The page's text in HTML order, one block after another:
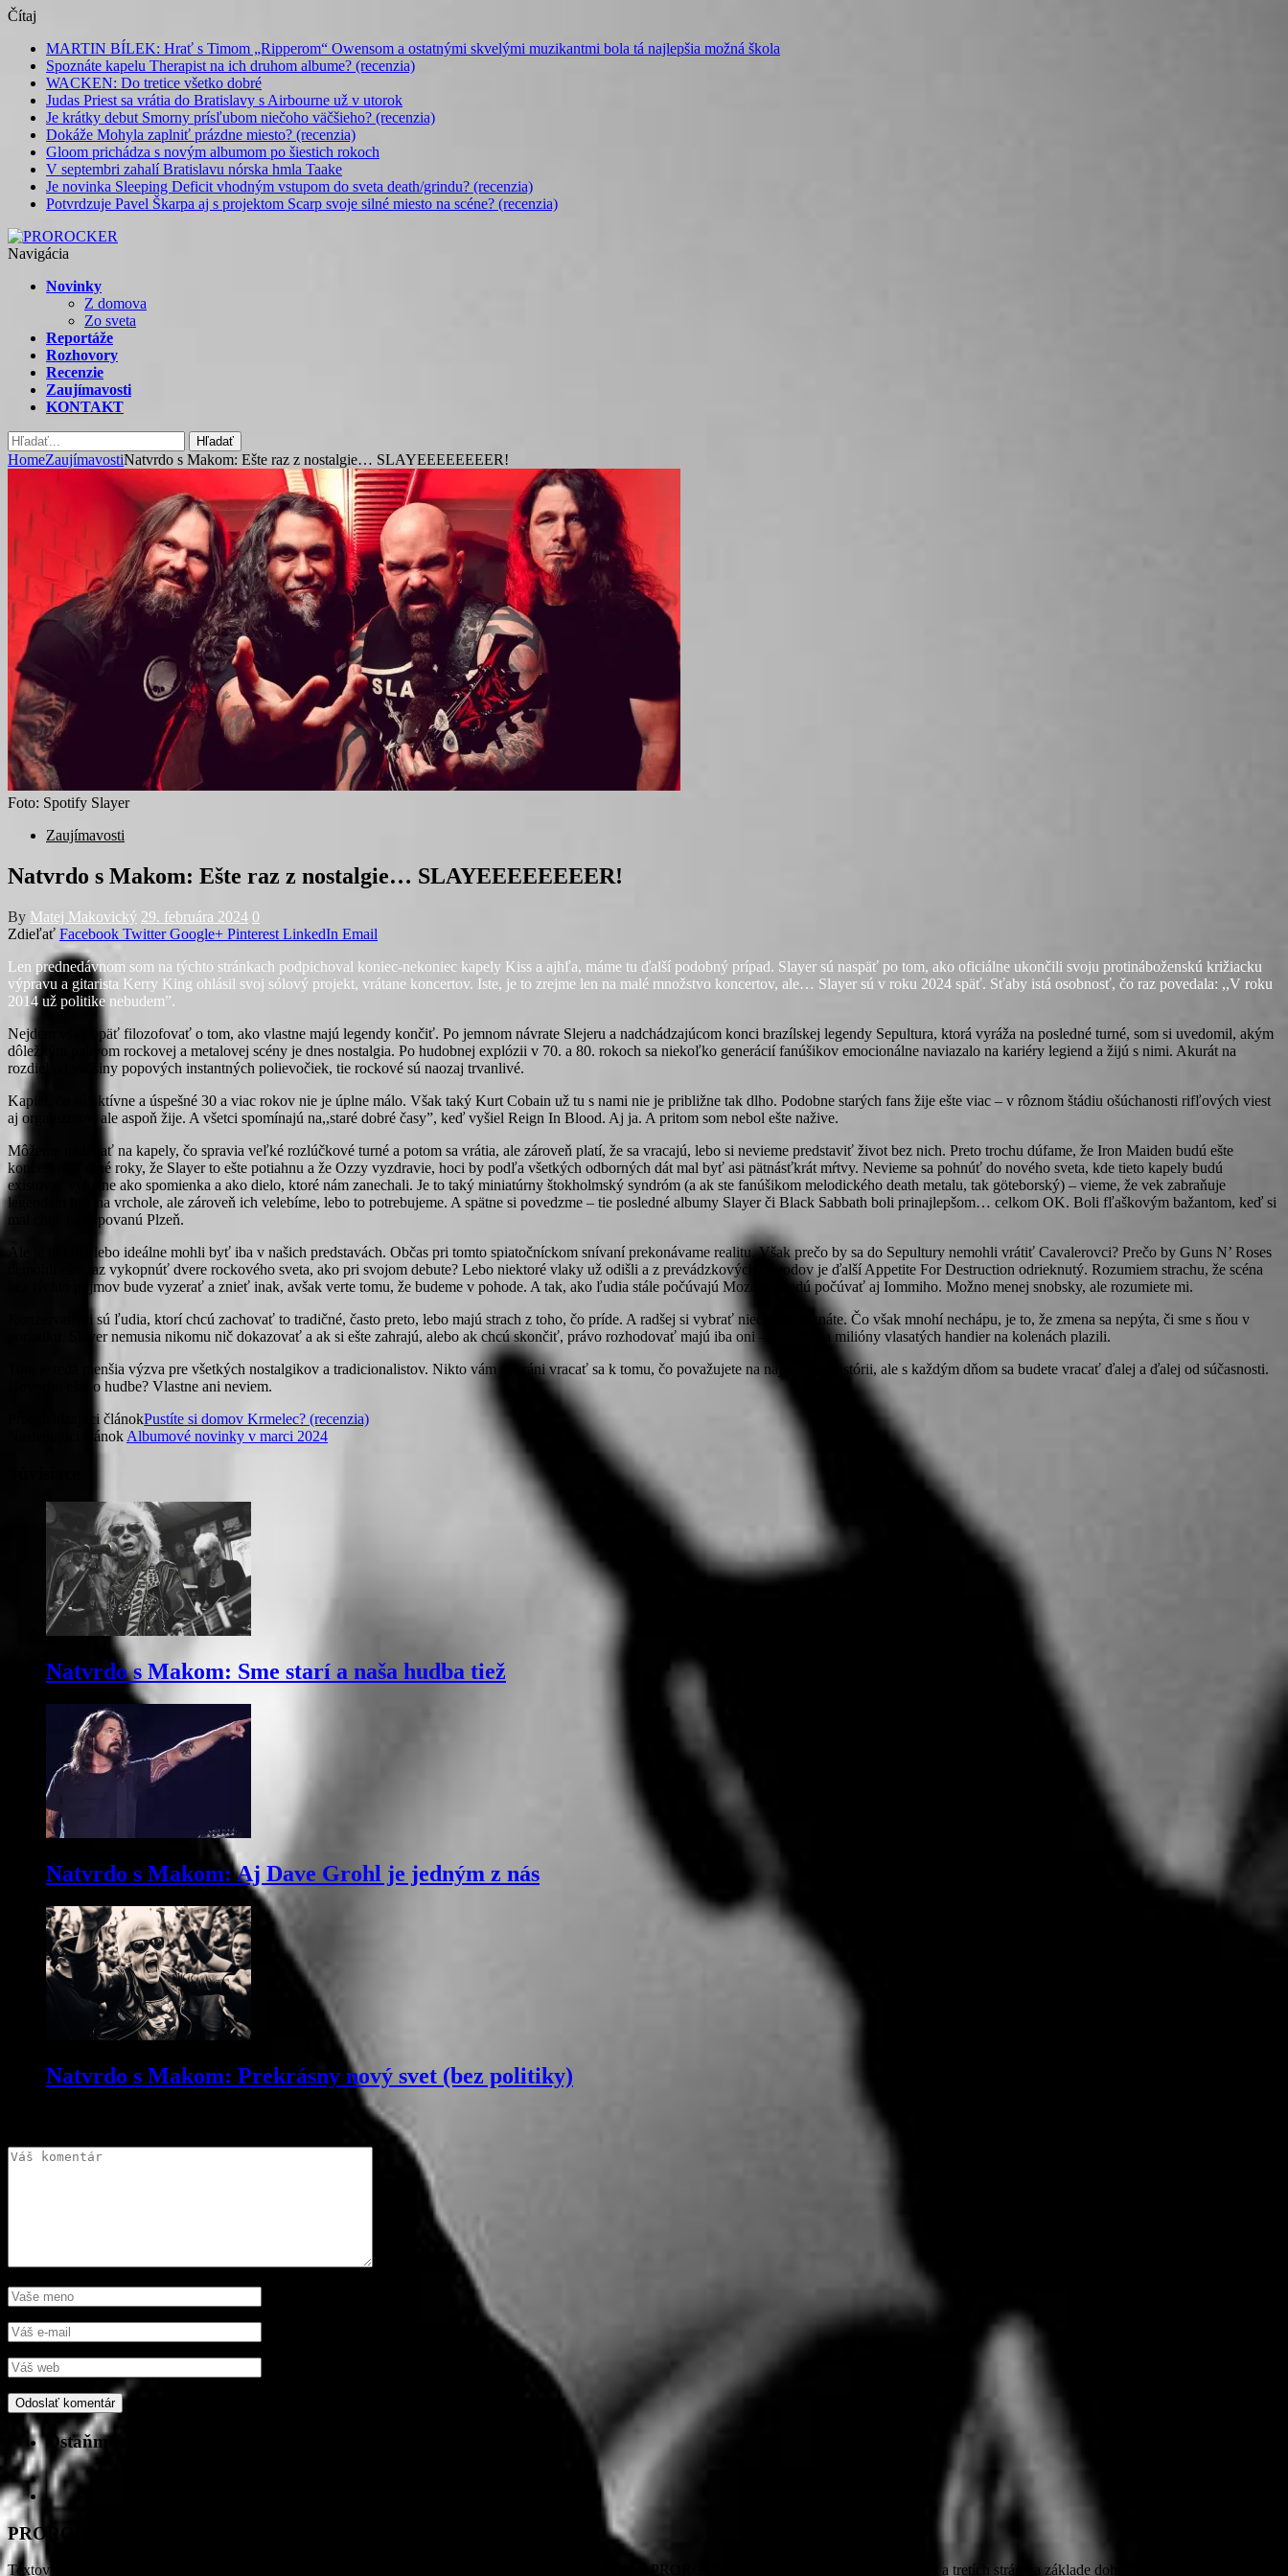
Čítaj
MARTIN BÍLEK: Hrať s Timom „Ripperom“ Owensom a ostatnými skvelými muzikantmi bola tá najlepšia možná škola
Spoznáte kapelu Therapist na ich druhom albume? (recenzia)
WACKEN: Do tretice všetko dobré
Judas Priest sa vrátia do Bratislavy s Airbourne už v utorok
Je krátky debut Smorny prísľubom niečoho väčšieho? (recenzia)
Dokáže Mohyla zaplniť prázdne miesto? (recenzia)
Gloom prichádza s novým albumom po šiestich rokoch
V septembri zahalí Bratislavu nórska hmla Taake
Je novinka Sleeping Deficit vhodným vstupom do sveta death/grindu? (recenzia)
Potvrdzuje Pavel Škarpa aj s projektom Scarp svoje silné miesto na scéne? (recenzia)
Navigácia
Novinky
Z domova
Zo sveta
Reportáže
Rozhovory
Recenzie
Zaujímavosti
KONTAKT
Hľadať
HomeZaujímavostiNatvrdo s Makom: Ešte raz z nostalgie… SLAYEEEEEEEER!
Foto: Spotify Slayer
Zaujímavosti
Natvrdo s Makom: Ešte raz z nostalgie… SLAYEEEEEEEER!
By Matej Makovický 29. februára 2024 0
Zdieľať Facebook Twitter Google+ Pinterest LinkedIn Email
Len prednedávnom som na týchto stránkach podpichoval koniec-nekoniec kapely Kiss a ajhľa, máme tu ďalší podobný prípad. Slayer sú naspäť po tom, ako oficiálne ukončili svoju protináboženskú križiacku
výpravu a gitarista Kerry King ohlásil svoj sólový projekt, vrátane koncertov. Iste, je to zrejme len na malé množstvo koncertov, ale… Slayer sú v roku 2024 späť. Sťaby istá osobnosť, čo raz povedala: ,,V roku
2014 už politike nebudem”.
Nejdem však opäť filozofovať o tom, ako vlastne majú legendy končiť. Po jemnom návrate Slejeru a nadchádzajúcom konci brazílskej legendy Sepultura, ktorá vyráža na posledné turné, som si uvedomil, akým
dôležitým palivom rockovej a metalovej scény je dnes nostalgia. Po hudobnej explózii v 70. a 80. rokoch sa niekoľko generácií fanúšikov emocionálne naviazalo na kariéry legiend a žijú s nimi. Akurát na
rozdiel od väčšiny popových instantných polievočiek, tie rockové sú naozaj trvanlivé.
Kapiel, čo sú aktívne a úspešné 30 a viac rokov nie je úplne málo. Však taký Kurt Cobain už tu s nami nie je približne tak dlho. Podobne starých fans žije ešte viac – v rôznom štádiu ošúchanosti rifľových viest
aj organizmov, ale aspoň žije. A všetci spomínajú na,,staré dobré časy”, keď vyšiel Reign In Blood. Aj ja. A pritom som nebol ešte nažive.
Môžeme nadávať na kapely, čo spravia veľké rozlúčkové turné a potom sa vrátia, ale zároveň platí, že sa vracajú, lebo si nevieme predstaviť život bez nich. Preto trochu dúfame, že Iron Maiden budú ešte
koncertovať dlhé roky, že Slayer to ešte potiahnu a že Ozzy vyzdravie, hoci by podľa všetkých odborných dát mal byť asi pätnásťkrát mŕtvy. Nevieme sa pohnúť do nového sveta, kde tieto kapely budú
existovať výlučne ako spomienka a ako dielo, ktoré nám zanechali. Je to taký miniatúrny štokholmský syndróm (a ak ste fanúšikom melodického death metalu, tak göteborský) – vieme, že vek zabraňuje
legendám byť na vrchole, ale zároveň ich velebíme, lebo to potrebujeme. A spätne si povedzme – tie posledné albumy Slayer či Black Sabbath boli prinajlepšom… celkom OK. Boli fľaškovým bažantom, keď si
mal chuť na čapovanú Plzeň.
Ale je to OK, lebo ideálne mohli byť iba v našich predstavách. Občas pri tomto spiatočníckom snívaní prekonávame realitu. Však prečo by sa do Sepultury nemohli vrátiť Cavalerovci? Prečo by Guns N’ Roses
nemohli ešte raz vykopnúť dvere rockového sveta, ako pri svojom debute? Lebo niektoré vlaky už odišli a z prevádzkových dôvodov je ďalší Appetite For Destruction odrieknutý. Rozumiem strachu, že scéna
bez týchto pojmov bude vyzerať a znieť inak, avšak verte tomu, že budeme v pohode. A tak, ako ľudia stále počúvajú Mozarta, budú počúvať aj Iommiho. Možno menej snobsky, ale rozumiete mi.
Konzervatívci sú ľudia, ktorí chcú zachovať to tradičné, často preto, lebo majú strach z toho, čo príde. A radšej si vybrať niečo, čo poznáte. Čo však mnohí nechápu, je to, že zmena sa nepýta, či sme s ňou v
poriadku. Slayer nemusia nikomu nič dokazovať a ak si ešte zahrajú, alebo ak chcú skončiť, právo rozhodovať majú iba oni – aj keby sa milióny vlasatých handier na kolenách plazili.
Toto je teda menšia výzva pre všetkých nostalgikov a tradicionalistov. Nikto vám nebráni vracať sa k tomu, čo považujete na najlepšie v histórii, ale s každým dňom sa budete vracať ďalej a ďalej od súčasnosti.
Hovorím ešte o hudbe? Vlastne ani neviem.
Predchádzajúci článokPustíte si domov Krmelec? (recenzia)
Nasledujúci článok Albumové novinky v marci 2024
Natvrdo s Makom: Sme starí a naša hudba tiež
Natvrdo s Makom: Aj Dave Grohl je jedným z nás
Natvrdo s Makom: Prekrásny nový svet (bez politiky)
Ostaňme v kontakte
PROROCKER
Textový, obrazový a iný dostupný obsah na stránkach www.prorocker.sk je chránený autorskými právami PROROCKER, autorov pôvodných materiálov a tretích strán na základe dohody s redakciou. Doslovné